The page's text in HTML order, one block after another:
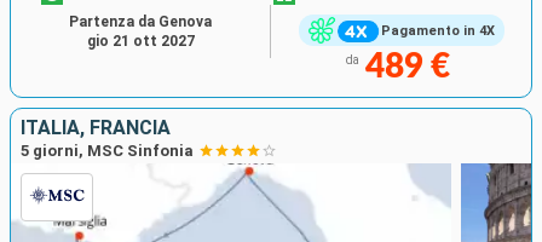
Pagamento in 4X
da 489 €
Partenza da Genova
gio 21 ott 2027
ITALIA, FRANCIA
5 giorni, MSC Sinfonia